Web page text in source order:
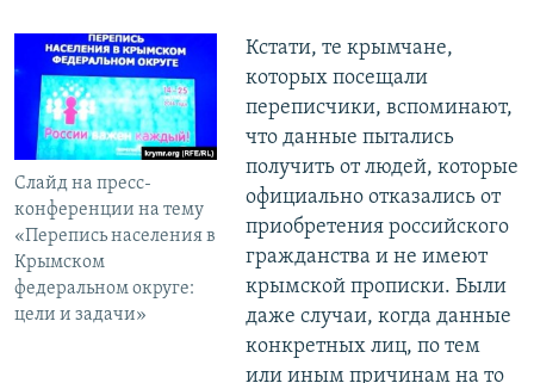
Слайд на пресс-
конференции на тему
«Перепись населения в
Крымском
федеральном округе:
цели и задачи»
Кстати, те крымчане,
которых посещали
переписчики, вспоминают,
что данные пытались
получить от людей, которые
официально отказались от
приобретения российского
гражданства и не имеют
крымской прописки. Были
даже случаи, когда данные
конкретных лиц, по тем
или иным причинам на то